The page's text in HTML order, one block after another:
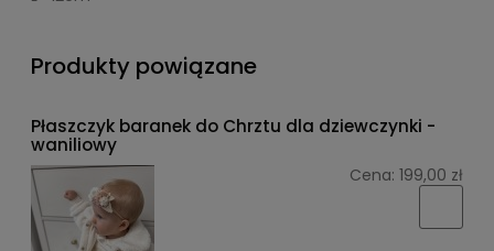
Produkty powiązane
Płaszczyk baranek do Chrztu dla dziewczynki -
waniliowy
Cena: 199,00 zł